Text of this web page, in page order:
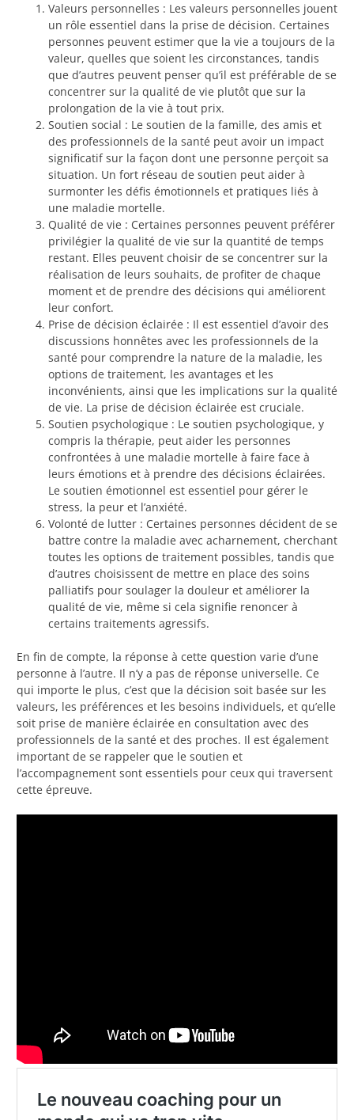
Valeurs personnelles : Les valeurs personnelles jouent
un rôle essentiel dans la prise de décision. Certaines
personnes peuvent estimer que la vie a toujours de la
valeur, quelles que soient les circonstances, tandis
que d’autres peuvent penser qu’il est préférable de se
concentrer sur la qualité de vie plutôt que sur la
prolongation de la vie à tout prix.
Soutien social : Le soutien de la famille, des amis et
des professionnels de la santé peut avoir un impact
significatif sur la façon dont une personne perçoit sa
situation. Un fort réseau de soutien peut aider à
surmonter les défis émotionnels et pratiques liés à
une maladie mortelle.
Qualité de vie : Certaines personnes peuvent préférer
privilégier la qualité de vie sur la quantité de temps
restant. Elles peuvent choisir de se concentrer sur la
réalisation de leurs souhaits, de profiter de chaque
moment et de prendre des décisions qui améliorent
leur confort.
Prise de décision éclairée : Il est essentiel d’avoir des
discussions honnêtes avec les professionnels de la
santé pour comprendre la nature de la maladie, les
options de traitement, les avantages et les
inconvénients, ainsi que les implications sur la qualité
de vie. La prise de décision éclairée est cruciale.
Soutien psychologique : Le soutien psychologique, y
compris la thérapie, peut aider les personnes
confrontées à une maladie mortelle à faire face à
leurs émotions et à prendre des décisions éclairées.
Le soutien émotionnel est essentiel pour gérer le
stress, la peur et l’anxiété.
Volonté de lutter : Certaines personnes décident de se
battre contre la maladie avec acharnement, cherchant
toutes les options de traitement possibles, tandis que
d’autres choisissent de mettre en place des soins
palliatifs pour soulager la douleur et améliorer la
qualité de vie, même si cela signifie renoncer à
certains traitements agressifs.
En fin de compte, la réponse à cette question varie d’une
personne à l’autre. Il n’y a pas de réponse universelle. Ce
qui importe le plus, c’est que la décision soit basée sur les
valeurs, les préférences et les besoins individuels, et qu’elle
soit prise de manière éclairée en consultation avec des
professionnels de la santé et des proches. Il est également
important de se rappeler que le soutien et
l’accompagnement sont essentiels pour ceux qui traversent
cette épreuve.